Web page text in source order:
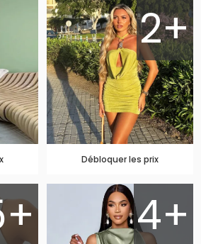
2+
Débloquer les prix
4+